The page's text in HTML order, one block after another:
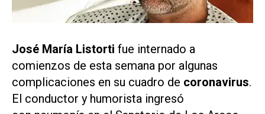
José María Listorti fue internado a
comienzos de esta semana por algunas
complicaciones en su cuadro de coronavirus.
El conductor y humorista ingresó